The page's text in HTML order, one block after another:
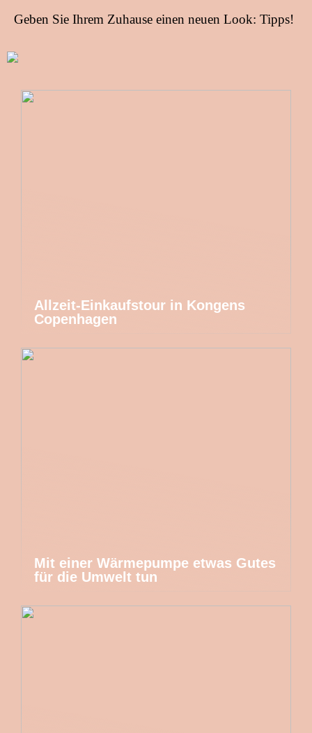
Geben Sie Ihrem Zuhause einen neuen Look: Tipps!
Allzeit-Einkaufstour in Kongens
Copenhagen
Mit einer Wärmepumpe etwas Gutes
für die Umwelt tun